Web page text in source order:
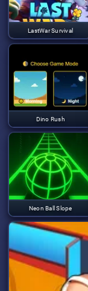
LastWar Survival
Dino Rush
Neon Ball Slope